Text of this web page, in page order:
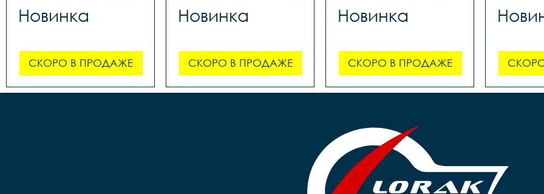
Новинка
СКОРО В ПРОДАЖЕ
Новинка
СКОРО В ПРОДАЖЕ
Новинка
СКОРО В ПРОДАЖЕ